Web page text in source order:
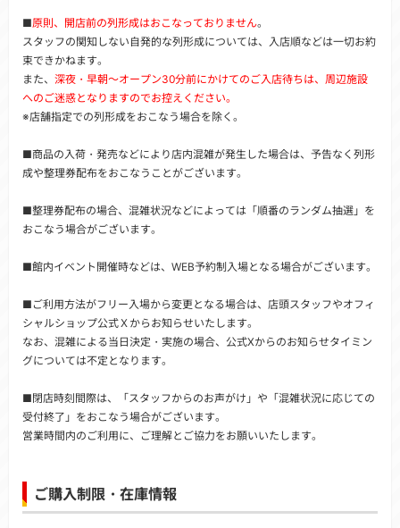
■原則、開店前の列形成はおこなっておりません。
スタッフの関知しない自発的な列形成については、入店順などは一切お約
束できかねます。
また、 深夜・早朝～オープン30分前にかけてのご入店待ちは、周辺施設
へのご迷惑となりますのでお控えください。
※店舗指定での列形成をおこなう場合を除く。
■商品の入荷・発売などにより店内混雑が発生した場合は、予告なく列形
成や整理券配布をおこなうことがございます。
■整理券配布の場合、混雑状況などによっては「順番のランダム抽選」を
おこなう場合がございます。
■館内イベント開催時などは、WEB予約制入場となる場合がございます。
■ご利用方法がフリー入場から変更となる場合は、店頭スタッフやオフィ
シャルショップ公式Ｘからお知らせいたします。
なお、混雑による当日決定・実施の場合、公式Xからのお知らせタイミン
グについては不定となります。
■閉店時刻間際は、「スタッフからのお声がけ」や「混雑状況に応じての
受付終了」をおこなう場合がございます。
営業時間内のご利用に、ご理解とご協力をお願いいたします。
ご購入制限・在庫情報